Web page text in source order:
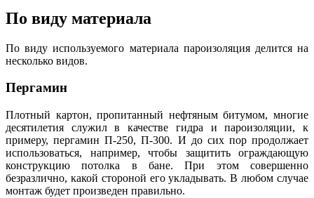
По виду материала
По виду используемого материала пароизоляция делится на
несколько видов.
Пергамин
Плотный картон, пропитанный нефтяным битумом, многие
десятилетия служил в качестве гидра и пароизоляции, к
примеру, пергамин П-250, П-300. И до сих пор продолжает
использоваться, например, чтобы защитить ограждающую
конструкцию потолка в бане. При этом совершенно
безразлично, какой стороной его укладывать. В любом случае
монтаж будет произведен правильно.